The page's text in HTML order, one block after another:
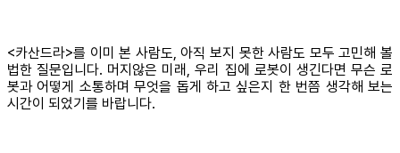
<카산드라>를 이미 본 사람도, 아직 보지 못한 사람도 모두 고민해 볼
법한 질문입니다. 머지않은 미래, 우리 집에 로봇이 생긴다면 무슨 로
봇과 어떻게 소통하며 무엇을 돕게 하고 싶은지 한 번쯤 생각해 보는
시간이 되었기를 바랍니다.